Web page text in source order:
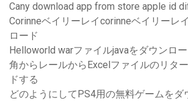
Cany download app from store apple id
Corinneベイリーレイcorinneベイリーレ
ロード
Helloworld warファイルjavaをダウンロ
角からレールからExcelファイルのリタ
ドする
どのようにしてPS4用の無料ゲームをダ